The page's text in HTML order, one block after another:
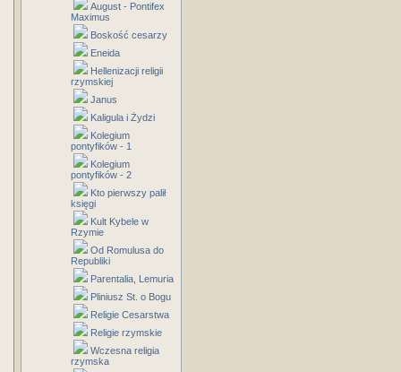
August - Pontifex
Maximus
Boskość cesarzy
Eneida
Hellenizacji religii
rzymskiej
Janus
Kaligula i Żydzi
Kolegium
pontyfików - 1
Kolegium
pontyfików - 2
Kto pierwszy palił
księgi
Kult Kybele w
Rzymie
Od Romulusa do
Republiki
Parentalia, Lemuria
Pliniusz St. o Bogu
Religie Cesarstwa
Religie rzymskie
Wczesna religia
rzymska